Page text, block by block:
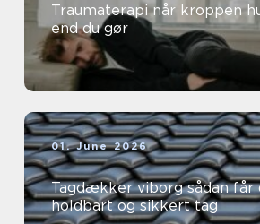
Traumaterapi når kroppen husker mere
end du gør
01. June 2026
Tagdækker viborg sådan får du et
holdbart og sikkert tag